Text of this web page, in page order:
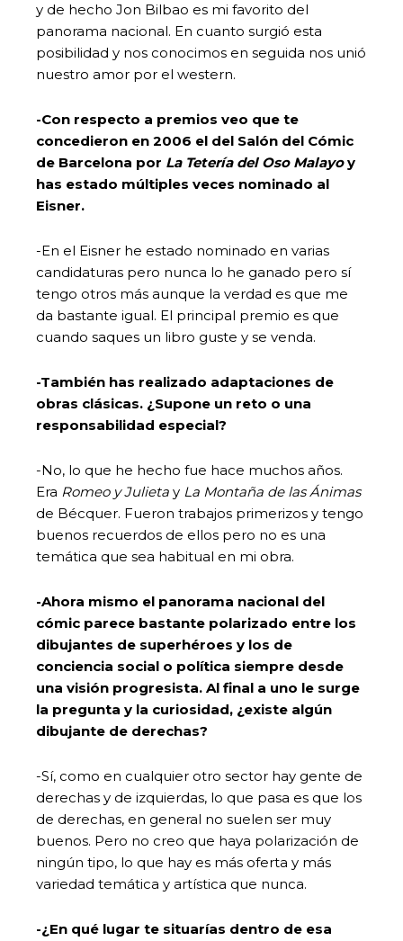
y de hecho Jon Bilbao es mi favorito del
panorama nacional. En cuanto surgió esta
posibilidad y nos conocimos en seguida nos unió
nuestro amor por el western.
-Con respecto a premios veo que te
concedieron en 2006 el del Salón del Cómic
de Barcelona por La Tetería del Oso Malayoy
has estado múltiples veces nominado al
Eisner.
-En el Eisner he estado nominado en varias
candidaturas pero nunca lo he ganado pero sí
tengo otros más aunque la verdad es que me
da bastante igual. El principal premio es que
cuando saques un libro guste y se venda.
-También has realizado adaptaciones de
obras clásicas. ¿Supone un reto o una
responsabilidad especial?
-No, lo que he hecho fue hace muchos años.
Era Romeo y Julieta y La Montaña de las Ánimas
de Bécquer. Fueron trabajos primerizos y tengo
buenos recuerdos de ellos pero no es una
temática que sea habitual en mi obra.
-Ahora mismo el panorama nacional del
cómic parece bastante polarizado entre los
dibujantes de superhéroes y los de
conciencia social o política siempre desde
una visión progresista. Al final a uno le surge
la pregunta y la curiosidad, ¿existe algún
dibujante de derechas?
-Sí, como en cualquier otro sector hay gente de
derechas y de izquierdas, lo que pasa es que los
de derechas, en general no suelen ser muy
buenos. Pero no creo que haya polarización de
ningún tipo, lo que hay es más oferta y más
variedad temática y artística que nunca.
-¿En qué lugar te situarías dentro de esa